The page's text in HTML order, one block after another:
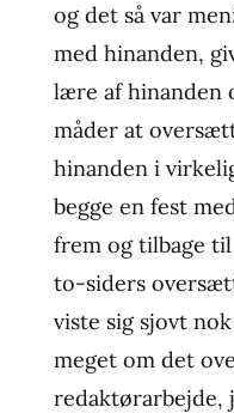
og det så var
med hinanden,
lære af hinanden
måder at
hinanden i
begge en fest
frem og tilbage
to-siders
viste sig sjovt
meget om det
redaktørarbejde,